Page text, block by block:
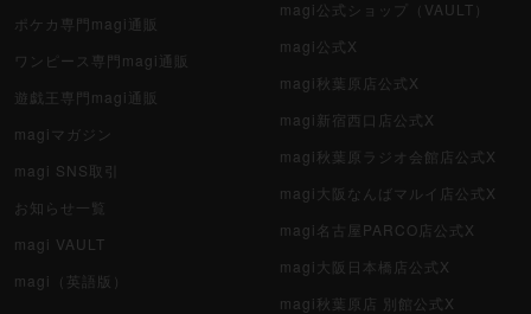
ポケカ専門magi通販
ワンピース専門magi通販
遊戯王専門magi通販
magiマガジン
magi SNS取引
お知らせ一覧
magi VAULT
magi（英語版）
magi公式ショップ（VAULT）
magi公式X
magi秋葉原店公式X
magi新宿西口店公式X
magi秋葉原ラジオ会館店公式X
magi大阪なんばマルイ店公式X
magi名古屋PARCO店公式X
magi大阪日本橋店公式X
magi秋葉原店 別館公式X